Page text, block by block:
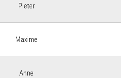
Pieter
Maxime
Anne